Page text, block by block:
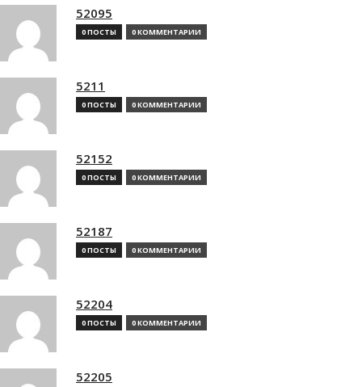
52095
0 ПОСТЫ 0 КОММЕНТАРИИ
5211
0 ПОСТЫ 0 КОММЕНТАРИИ
52152
0 ПОСТЫ 0 КОММЕНТАРИИ
52187
0 ПОСТЫ 0 КОММЕНТАРИИ
52204
0 ПОСТЫ 0 КОММЕНТАРИИ
52205